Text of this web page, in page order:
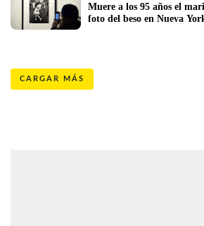
Muere a los 95 años el
foto del beso en Nueva
CARGAR MÁS